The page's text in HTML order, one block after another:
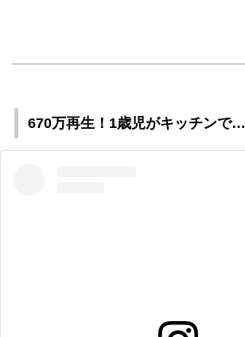
670万再生！1歳児がキッチンで…